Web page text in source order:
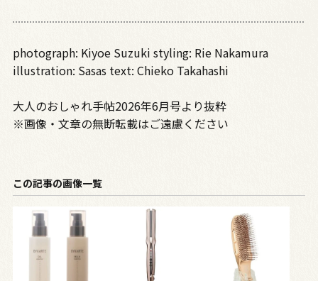
photograph: Kiyoe Suzuki styling: Rie Nakamura
illustration: Sasas text: Chieko Takahashi
大人のおしゃれ手帖2026年6月号より抜粋
※画像・文章の無断転載はご遠慮ください
この記事の画像一覧